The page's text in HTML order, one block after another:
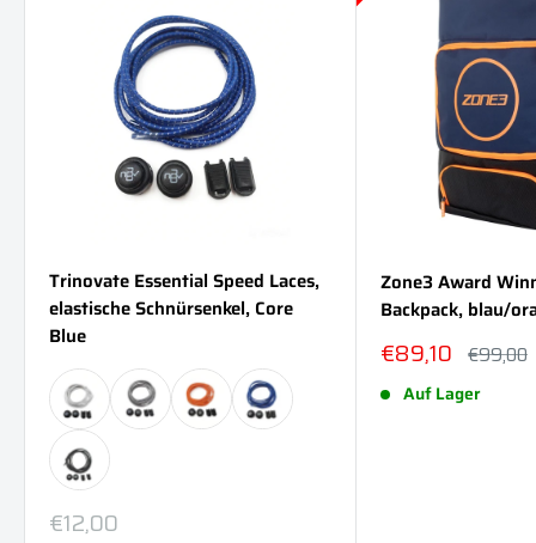
Trinovate Essential Speed Laces,
elastische Schnürsenkel, Core
Blue
Sonderpreis
€12,00
Zone3 Award
Backpack, blau/
Sonderpreis
€89,10 €99,00
Auf Lager